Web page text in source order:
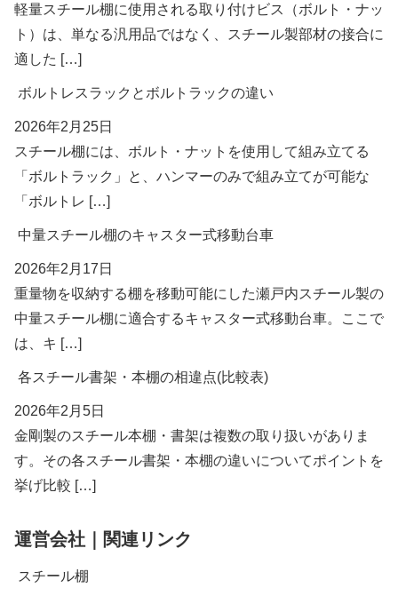
軽量スチール棚に使用される取り付けビス（ボルト・ナッ
ト）は、単なる汎用品ではなく、スチール製部材の接合に
適した […]
ボルトレスラックとボルトラックの違い
2026年2月25日
スチール棚には、ボルト・ナットを使用して組み立てる
「ボルトラック」と、ハンマーのみで組み立てが可能な
「ボルトレ […]
中量スチール棚のキャスター式移動台車
2026年2月17日
重量物を収納する棚を移動可能にした瀬戸内スチール製の
中量スチール棚に適合するキャスター式移動台車。ここで
は、キ […]
各スチール書架・本棚の相違点(比較表)
2026年2月5日
金剛製のスチール本棚・書架は複数の取り扱いがありま
す。その各スチール書架・本棚の違いについてポイントを
挙げ比較 […]
運営会社｜関連リンク
スチール棚